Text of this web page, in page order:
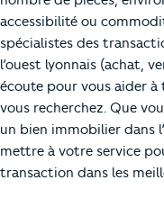
accessibilité ou
spécialistes des
l’ouest lyonnais (achat,
écoute pour vous aider
vous recherchez. Que
un bien immobilier dans
mettre à votre service
transaction dans les